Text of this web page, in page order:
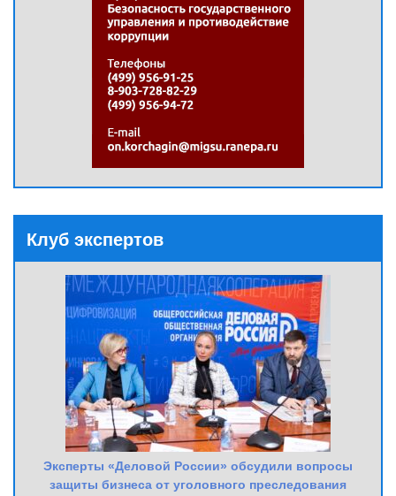
Клуб экспертов
Эксперты «Деловой России» обсудили вопросы
защиты бизнеса от уголовного преследования